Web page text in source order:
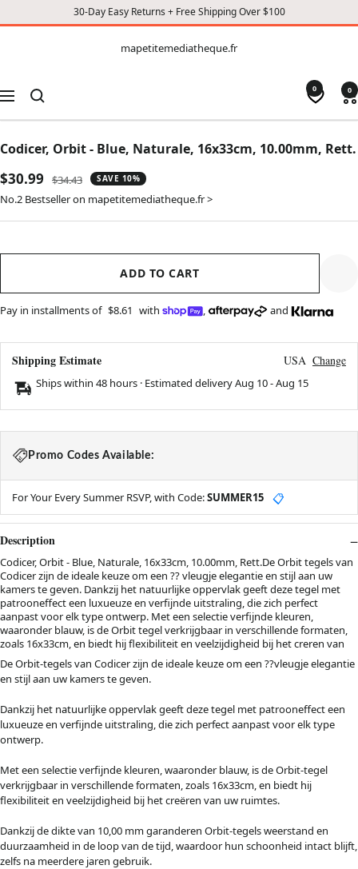
30-Day Easy Returns + Free Shipping Over $100
CONTENT
mapetitemediatheque.fr
Navigation
0 0
Codicer, Orbit - Blue, Naturale, 16x33cm, 10.00mm, Rett.
Sale
price
$30.99
Regular
price
$34.43 SAVE 10%
No.2 Bestseller on mapetitemediatheque.fr >
ADD TO CART
Pay in installments of $8.61 with , and
Shipping Estimate USA Change
Ships within 48 hours · Estimated deliveryAug 10-Aug 15
Promo Codes Available:
For Your Every Summer RSVP, with Code:SUMMER15 📋
Description
Codicer, Orbit - Blue, Naturale, 16x33cm, 10.00mm, Rett.De Orbit tegels van
Codicer zijn de ideale keuze om een ?? vleugje elegantie en stijl aan uw
kamers te geven. Dankzij het natuurlijke oppervlak geeft deze tegel met
patrooneffect een luxueuze en verfijnde uitstraling, die zich perfect
aanpast voor elk type ontwerp. Met een selectie verfijnde kleuren,
waaronder blauw, is de Orbit tegel verkrijgbaar in verschillende formaten,
zoals 16x33cm, en biedt hij flexibiliteit en veelzijdigheid bij het creren van
De Orbit-tegels van Codicer zijn de ideale keuze om een ??vleugje elegantie
en stijl aan uw kamers te geven.
Dankzij het natuurlijke oppervlak geeft deze tegel met patrooneffect een
luxueuze en verfijnde uitstraling, die zich perfect aanpast voor elk type
ontwerp.
Met een selectie verfijnde kleuren, waaronder blauw, is de Orbit-tegel
verkrijgbaar in verschillende formaten, zoals 16x33cm, en biedt hij
flexibiliteit en veelzijdigheid bij het creëren van uw ruimtes.
Dankzij de dikte van 10,00 mm garanderen Orbit-tegels weerstand en
duurzaamheid in de loop van de tijd, waardoor hun schoonheid intact blijft,
zelfs na meerdere jaren gebruik.